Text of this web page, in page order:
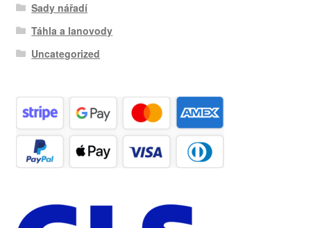
Sady nářadí
Táhla a lanovody
Uncategorized